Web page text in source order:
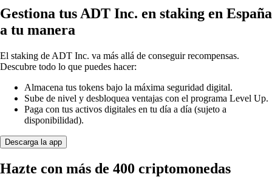
Gestiona tus ADT Inc. en staking en España
a tu manera
El staking de ADT Inc. va más allá de conseguir recompensas.
Descubre todo lo que puedes hacer:
Almacena tus tokens bajo la máxima seguridad digital.
Sube de nivel y desbloquea ventajas con el programa Level Up.
Paga con tus activos digitales en tu día a día (sujeto a
disponibilidad).
Descarga la app
Hazte con más de 400 criptomonedas